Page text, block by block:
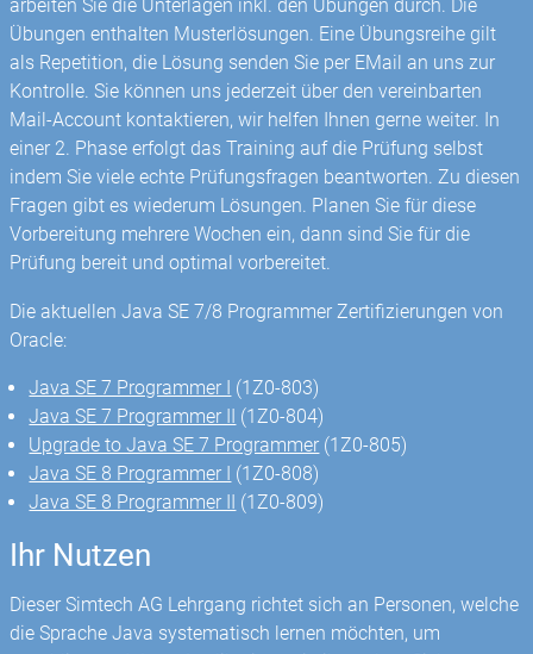
arbeiten Sie die Unterlagen inkl. den Übungen durch. Die
Übungen enthalten Musterlösungen. Eine Übungsreihe gilt
als Repetition, die Lösung senden Sie per EMail an uns zur
Kontrolle. Sie können uns jederzeit über den vereinbarten
Mail-Account kontaktieren, wir helfen Ihnen gerne weiter. In
einer 2. Phase erfolgt das Training auf die Prüfung selbst
indem Sie viele echte Prüfungsfragen beantworten. Zu diesen
Fragen gibt es wiederum Lösungen. Planen Sie für diese
Vorbereitung mehrere Wochen ein, dann sind Sie für die
Prüfung bereit und optimal vorbereitet.
Die aktuellen Java SE 7/8 Programmer Zertifizierungen von
Oracle:
Java SE 7 Programmer I (1Z0-803)
Java SE 7 Programmer II (1Z0-804)
Upgrade to Java SE 7 Programmer (1Z0-805)
Java SE 8 Programmer I (1Z0-808)
Java SE 8 Programmer II (1Z0-809)
Ihr Nutzen
Dieser Simtech AG Lehrgang richtet sich an Personen, welche
die Sprache Java systematisch lernen möchten, um